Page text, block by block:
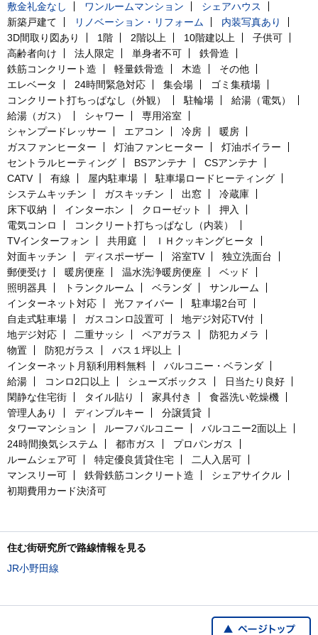
敷金礼金なし
ワンルームマンション
シェアハウス
新築戸建て
リノベーション・リフォーム
内装写真あり
3D間取り図あり
1階 2階以上 10階建以上
子供可
高齢者向け
法人限定 単身者不可
鉄骨造
鉄筋コンクリート造
軽量鉄骨造 木造
その他
エレベータ
24時間緊急対応 集会場
ゴミ集積場
コンクリート打ちっぱなし（外観）
駐輪場
給湯（電気）
給湯（ガス）
シャワー
専用浴室
シャンプードレッサー
エアコン 冷房
暖房
ガスファンヒーター
灯油ファンヒーター
灯油ボイラー
セントラルヒーティング
BSアンテナ
CSアンテナ
CATV
有線 屋内駐車場
駐車場ロードヒーティング
システムキッチン
ガスキッチン 出窓
冷蔵庫
床下収納
インターホン クローゼット
押入
電気コンロ
コンクリート打ちっぱなし（内装）
TVインターフォン
共用庭
ＩＨクッキングヒータ
対面キッチン
ディスポーザー 浴室TV
独立洗面台
郵便受け
暖房便座 温水洗浄暖房便座
ベッド
照明器具
トランクルーム ベランダ
サンルーム
インターネット対応
光ファイバー
駐車場2台可
自走式駐車場
ガスコンロ設置可
地デジ対応TV付
地デジ対応
二重サッシ ペアガラス
防犯カメラ
物置
防犯ガラス
バス１坪以上
インターネット月額利用料無料
バルコニー・ベランダ
給湯
コンロ2口以上 シューズボックス
日当たり良好
閑静な住宅街
タイル貼り 家具付き
食器洗い乾燥機
管理人あり
ディンプルキー
分譲賃貸
タワーマンション
ルーフバルコニー
バルコニー2面以上
24時間換気システム
都市ガス
プロパンガス
ルームシェア可
特定優良賃貸住宅
二人入居可
マンスリー可
鉄骨鉄筋コンクリート造
シェアサイクル
初期費用カード決済可
住む街研究所で路線情報を見る
JR小野田線